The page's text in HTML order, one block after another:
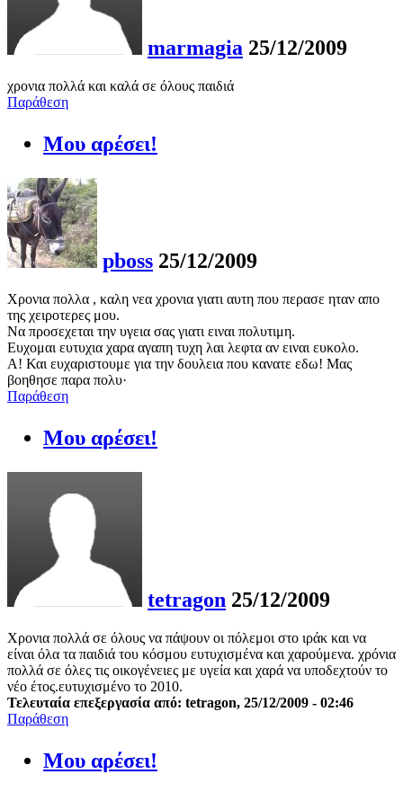
marmagia 25/12/2009
χρονια πολλά και καλά σε όλους παιδιά
Παράθεση
Μου αρέσει!
pboss 25/12/2009
Χρονια πολλα , καλη νεα χρονια γιατι αυτη που περασε ηταν απο
της χειροτερες μου.
Να προσεχεται την υγεια σας γιατι ειναι πολυτιμη.
Ευχομαι ευτυχια χαρα αγαπη τυχη λαι λεφτα αν ειναι ευκολο.
Α! Και ευχαριστουμε για την δουλεια που κανατε εδω! Μας
βοηθησε παρα πολυ·
Παράθεση
Μου αρέσει!
tetragon 25/12/2009
Χρονια πολλά σε όλους να πάψουν οι πόλεμοι στο ιράκ και να
είναι όλα τα παιδιά του κόσμου ευτυχισμένα και χαρούμενα. χρόνια
πολλά σε όλες τις οικογένειες με υγεία και χαρά να υποδεχτούν το
νέο έτος.ευτυχισμένο το 2010.
Τελευταία επεξεργασία από: tetragon, 25/12/2009 - 02:46
Παράθεση
Μου αρέσει!